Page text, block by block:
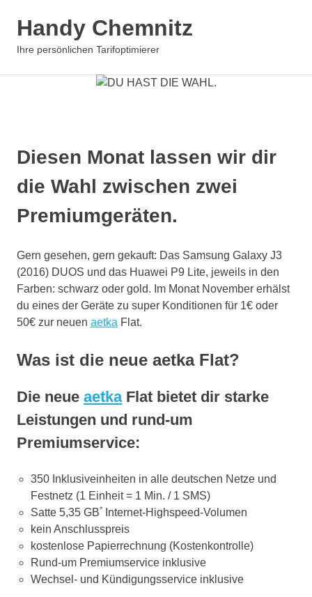
InhaltHandy Chemnitz
Ihre persönlichen Tarifoptimierer
Diesen Monat lassen wir dir
die Wahl zwischen zwei
Premiumgeräten.
Gern gesehen, gern gekauft: Das Samsung Galaxy J3
(2016) DUOS und das Huawei P9 Lite, jeweils in den
Farben: schwarz oder gold. Im Monat November erhälst
du eines der Geräte zu super Konditionen für 1€ oder
50€ zur neuen aetka Flat.
Was ist die neue aetka Flat?
Die neue aetkaFlat bietet dir starke
Leistungen und rund-um
Premiumservice:
350 Inklusiveinheiten in alle deutschen Netze und
Festnetz (1 Einheit = 1 Min. / 1 SMS)
Satte 5,35 GB*
Internet-Highspeed-Volumen
kein Anschlusspreis
kostenlose Papierrechnung (Kostenkontrolle)
Rund-um Premiumservice inklusive
Wechsel- und Kündigungsservice inklusive